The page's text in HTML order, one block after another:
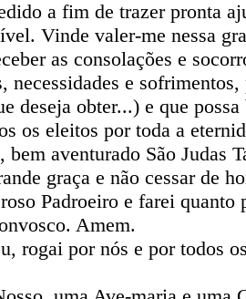
a fim de trazer pronta
Vinde valer-me nessa
as consolações e
necessidades e
deseja obter...) e que
os eleitos por toda a
bem aventurado São Judas
graça e não cessar de
Padroeiro e farei quanto
Amem.
rogai por nós e por todos